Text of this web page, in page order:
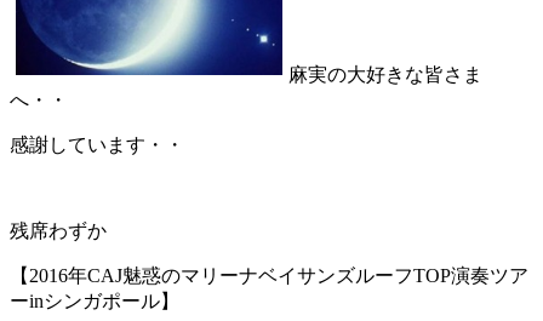
麻実の大好きな皆さま
へ・・
感謝しています・・
残席わずか
【2016年CAJ魅惑のマリーナベイサンズルーフTOP演奏ツア
ーinシンガポール】